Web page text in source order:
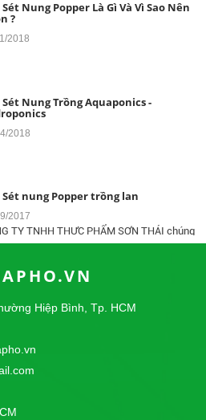
Lông Công Viên Lê Văn Tám - Cup
2017
2017
?
2018
2018
TY TNHH THỰC PHẨM SƠN THÁI chúng
nhà phân phối độc quyền sản phẩm...
Lông Công Viên Lê Văn Tám - Cup
2017
Lông Đôi Nữ Tại Công Viên Lê Văn Tám -
Hiệp Bình, Tp. HCM